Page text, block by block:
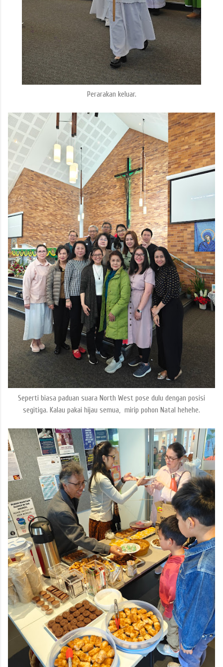
Perarakan keluar.
Seperti biasa paduan suara North West pose dulu dengan posisi
segitiga. Kalau pakai hijau semua, mirip pohon Natal hehehe.